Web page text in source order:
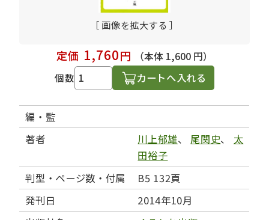
［ 画像を拡大する ］
定価 1,760円
（本体 1,600 円）
個数
カートへ入れる
編・監
著者
川上郁雄、 尾関史、 太
田裕子
判型・ページ数・付属
B5 132頁
発刊日
2014年10月